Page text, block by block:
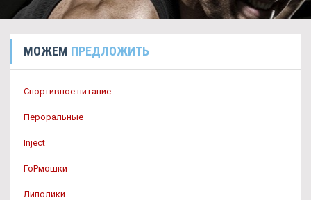
МОЖЕМ ПРЕДЛОЖИТЬ
Спортивное питание
Пероральные
Inject
ГоРмошки
Липолики